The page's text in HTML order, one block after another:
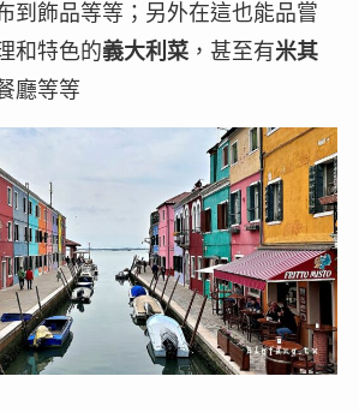
到飾品等等；另外在這也能品嘗
和特色的義大利菜，甚至有米其
廳等等